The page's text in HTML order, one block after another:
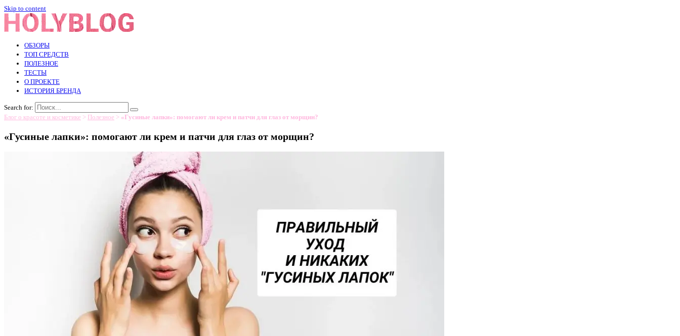
Skip to content
ОБЗОРЫ
ТОП СРЕДСТВ
ПОЛЕЗНОЕ
ТЕСТЫ
О ПРОЕКТЕ
ИСТОРИЯ БРЕНДА
Search for:
Блог о красоте и косметике > Полезное > «Гусиные лапки»: помогают ли крем и патчи для глаз от морщин?
«Гусиные лапки»: помогают ли крем и патчи для глаз от морщин?